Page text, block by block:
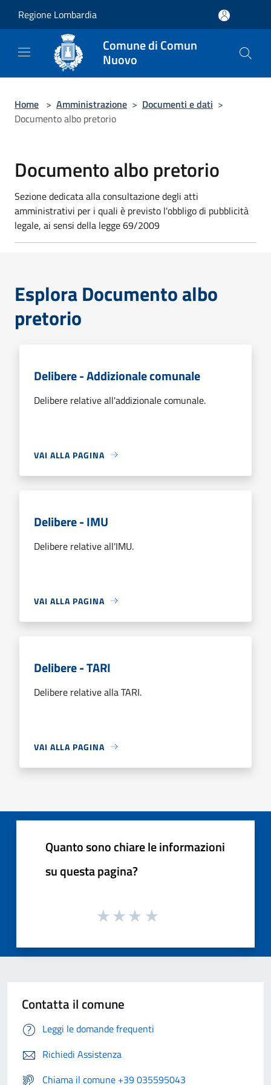
Regione Lombardia
Comune di Comun
Nuovo
Home > Amministrazione > Documenti e dati >
Documento albo pretorio
Documento albo pretorio
Sezione dedicata alla consultazione degli atti
amministrativi per i quali è previsto l'obbligo di pubblicità
legale, ai sensi della legge 69/2009
Esplora Documento albo
pretorio
Delibere - Addizionale comunale
Delibere relative all'addizionale comunale.
VAI ALLA PAGINA
Delibere - IMU
Delibere relative all'IMU.
VAI ALLA PAGINA
Delibere - TARI
Delibere relative alla TARI.
VAI ALLA PAGINA
Quanto sono chiare le informazioni
su questa pagina?
Contatta il comune
Leggi le domande frequenti
Richiedi Assistenza
Chiama il comune +39 035595043